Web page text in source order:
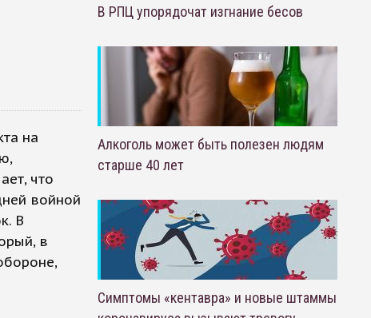
на
что
войной
В
в
В РПЦ упорядочат изгнание бесов
Алкоголь может быть полезен людям
старше 40 лет
Симптомы «кентавра» и новые штаммы